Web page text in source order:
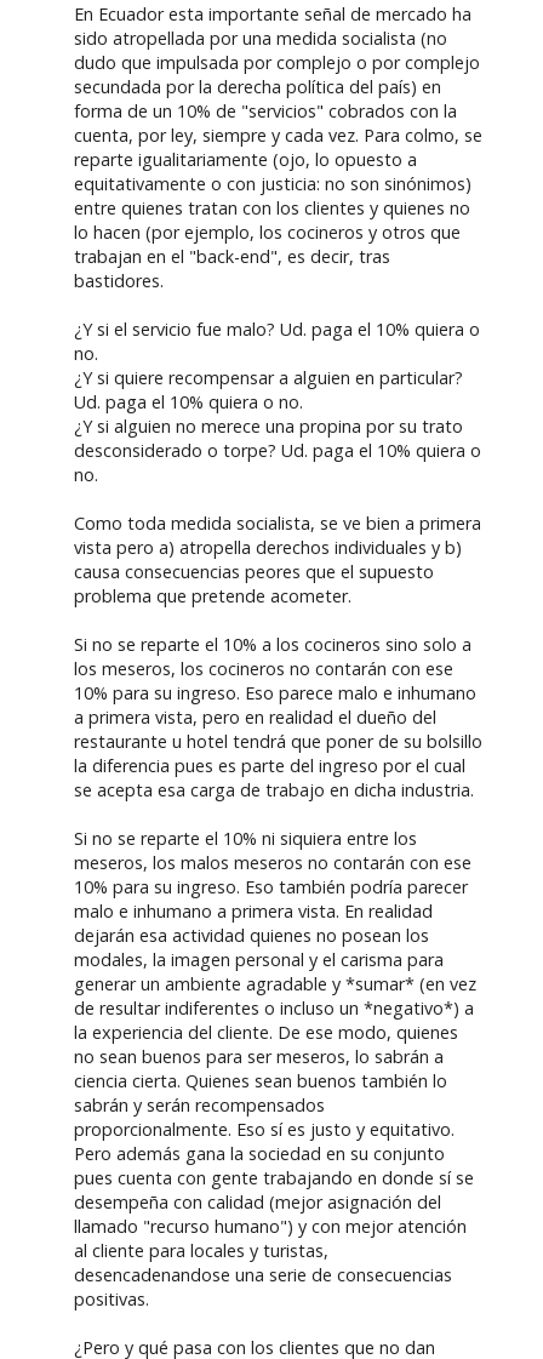
En Ecuador esta importante señal de mercado ha
sido atropellada por una medida socialista (no
dudo que impulsada por complejo o por complejo
secundada por la derecha política del país) en
forma de un 10% de "servicios" cobrados con la
cuenta, por ley, siempre y cada vez. Para colmo, se
reparte igualitariamente (ojo, lo opuesto a
equitativamente o con justicia: no son sinónimos)
entre quienes tratan con los clientes y quienes no
lo hacen (por ejemplo, los cocineros y otros que
trabajan en el "back-end", es decir, tras
bastidores.
¿Y si el servicio fue malo? Ud. paga el 10% quiera o
no.
¿Y si quiere recompensar a alguien en particular?
Ud. paga el 10% quiera o no.
¿Y si alguien no merece una propina por su trato
desconsiderado o torpe? Ud. paga el 10% quiera o
no.
Como toda medida socialista, se ve bien a primera
vista pero a) atropella derechos individuales y b)
causa consecuencias peores que el supuesto
problema que pretende acometer.
Si no se reparte el 10% a los cocineros sino solo a
los meseros, los cocineros no contarán con ese
10% para su ingreso. Eso parece malo e inhumano
a primera vista, pero en realidad el dueño del
restaurante u hotel tendrá que poner de su bolsillo
la diferencia pues es parte del ingreso por el cual
se acepta esa carga de trabajo en dicha industria.
Si no se reparte el 10% ni siquiera entre los
meseros, los malos meseros no contarán con ese
10% para su ingreso. Eso también podría parecer
malo e inhumano a primera vista. En realidad
dejarán esa actividad quienes no posean los
modales, la imagen personal y el carisma para
generar un ambiente agradable y *sumar* (en vez
de resultar indiferentes o incluso un *negativo*) a
la experiencia del cliente. De ese modo, quienes
no sean buenos para ser meseros, lo sabrán a
ciencia cierta. Quienes sean buenos también lo
sabrán y serán recompensados
proporcionalmente. Eso sí es justo y equitativo.
Pero además gana la sociedad en su conjunto
pues cuenta con gente trabajando en donde sí se
desempeña con calidad (mejor asignación del
llamado "recurso humano") y con mejor atención
al cliente para locales y turistas,
desencadenandose una serie de consecuencias
positivas.
¿Pero y qué pasa con los clientes que no dan